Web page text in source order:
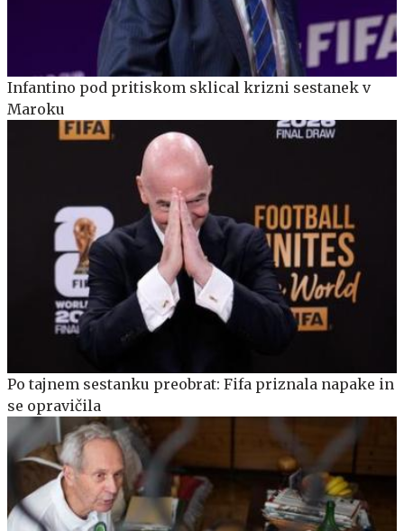
Infantino pod pritiskom sklical krizni sestanek v
Maroku
Po tajnem sestanku preobrat: Fifa priznala napake in
se opravičila